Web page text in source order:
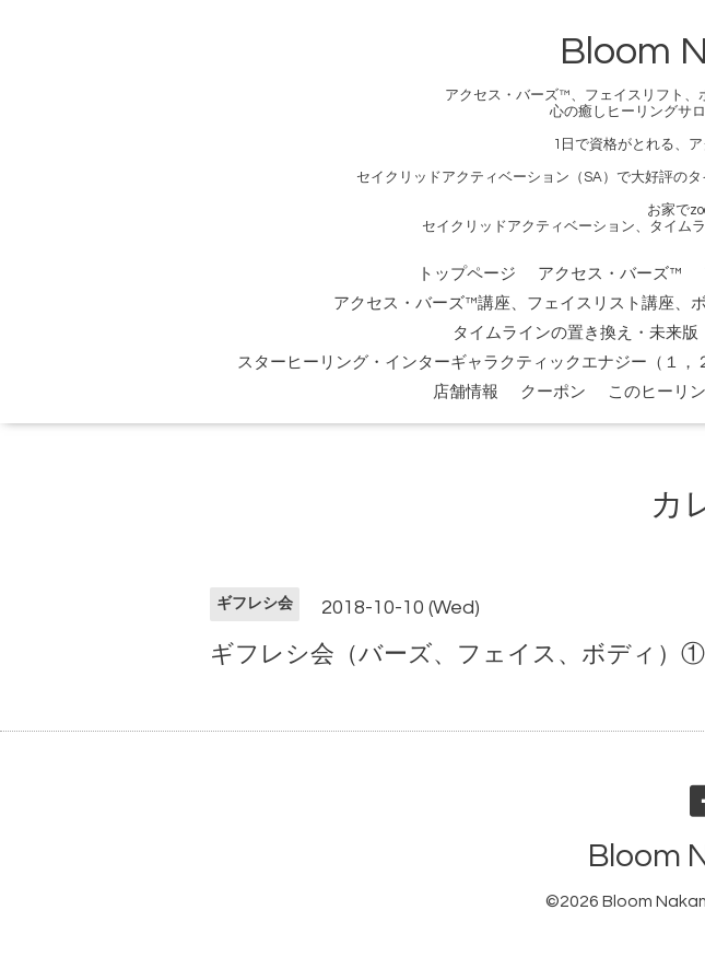
Bloom
アクセス・バーズ™、フェイスリフト、
心の癒しヒーリングサ
1日で資格がとれる、
セイクリッドアクティベーション（SA）で大好評の
お家で
セイクリッドアクティベーション、タイム
トップページ アクセス・バーズ™
アクセス・バーズ™講座、フェイスリスト講座、
タイムラインの置き換え・未来版
スターヒーリング・インターギャラクティックエナジー（１
店舗情報
クーポン このヒーリ
カ
ギフレシ会 2018-10-10 (Wed)
ギフレシ会（バーズ、フェイス、ボディ）
Bloom
©2026 Bloom